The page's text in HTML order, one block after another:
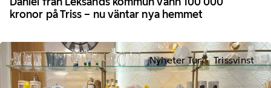
kronor på Triss – nu väntar nya hemmet
Nyheter Tur Trissvinst